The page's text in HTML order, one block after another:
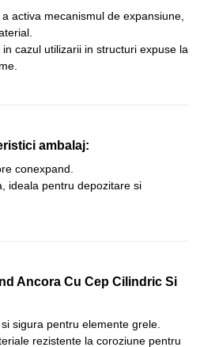
activa mecanismul de expansiune,
cazul utilizarii in structuri expuse la
ambalaj:
conexpand.
ideala pentru depozitare si
Ancora Cu Cep Cilindric Si
sigura pentru elemente grele.
rezistente la coroziune pentru